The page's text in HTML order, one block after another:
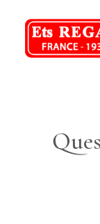
NOS